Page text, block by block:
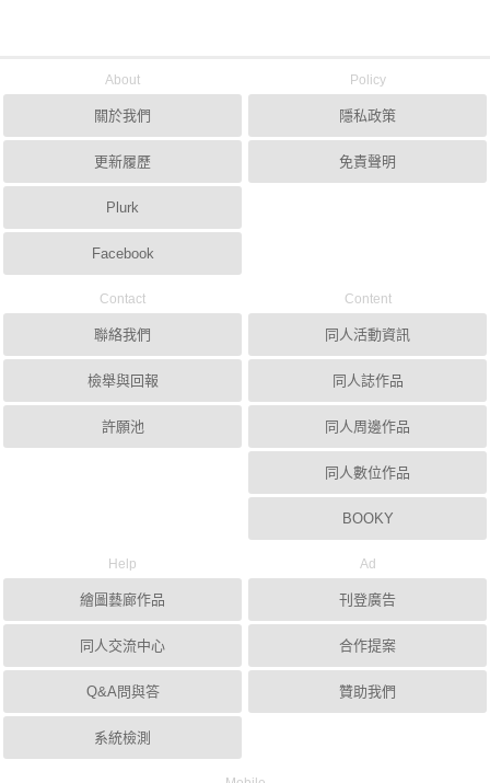
About
關於我們
更新履歷
Plurk
Facebook
Policy
隱私政策
免責聲明
Contact
聯絡我們
檢舉與回報
許願池
Content
同人活動資訊
同人誌作品
同人周邊作品
同人數位作品
BOOKY
Help
繪圖藝廊作品
同人交流中心
Q&A問與答
系統檢測
Ad
刊登廣告
合作提案
贊助我們